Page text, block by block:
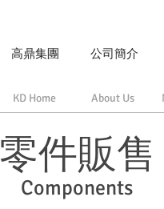
零件販
Components
高鼎集團 公司簡介
KD Home About Us